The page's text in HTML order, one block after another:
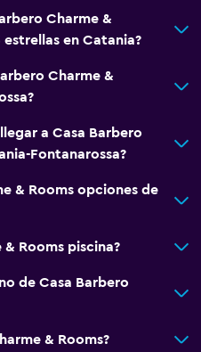
Charme &
en Catania?
Charme &
a Casa Barbero
Fontanarossa?
& Rooms opciones de
& Rooms piscina?
de Casa Barbero
& Rooms?